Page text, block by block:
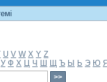
U V W X Y Z
У Ф Х Ц Ч Ш Щ Ъ Ы Ь Э Ю